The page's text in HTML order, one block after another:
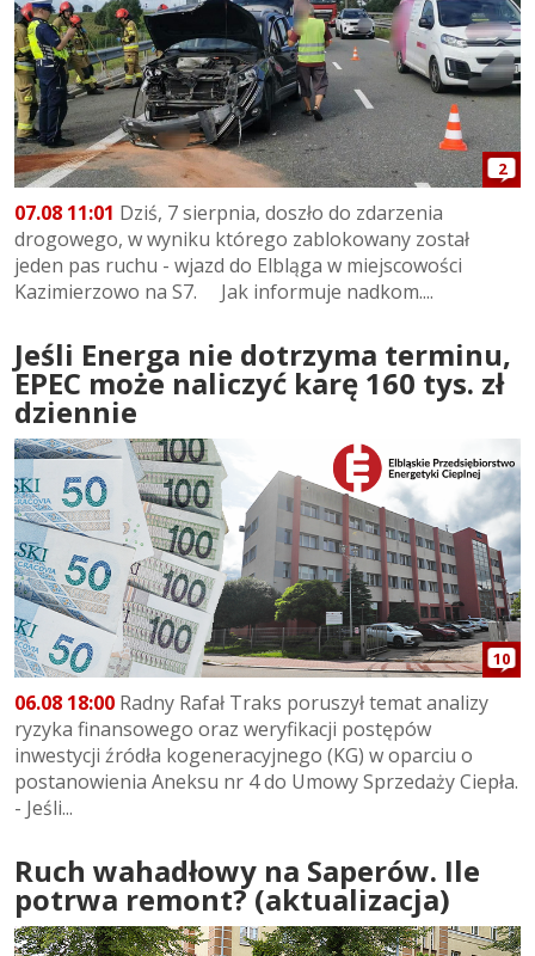
2
07.08 11:01 Dziś, 7 sierpnia, doszło do zdarzenia
drogowego, w wyniku którego zablokowany został
jeden pas ruchu - wjazd do Elbląga w miejscowości
Kazimierzowo na S7. Jak informuje nadkom....
Jeśli Energa nie dotrzyma terminu,
EPEC może naliczyć karę 160 tys. zł
dziennie
10
06.08 18:00 Radny Rafał Traks poruszył temat analizy
ryzyka finansowego oraz weryfikacji postępów
inwestycji źródła kogeneracyjnego (KG) w oparciu o
postanowienia Aneksu nr 4 do Umowy Sprzedaży Ciepła.
- Jeśli...
Ruch wahadłowy na Saperów. Ile
potrwa remont? (aktualizacja)